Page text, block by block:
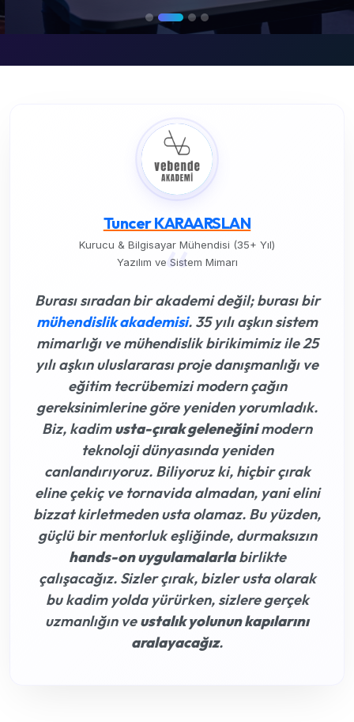
Tuncer KARAARSLAN
Kurucu & Bilgisayar Mühendisi (35+ Yıl)
Yazılım ve Sistem Mimarı
“
Burası sıradan bir akademi değil; burası bir
mühendislik akademisi. 35 yılı aşkın sistem
mimarlığı ve mühendislik birikimimiz ile 25
yılı aşkın uluslararası proje danışmanlığı ve
eğitim tecrübemizi modern çağın
gereksinimlerine göre yeniden yorumladık.
Biz, kadimusta-çırak geleneğinimodern
teknoloji dünyasında yeniden
canlandırıyoruz. Biliyoruz ki, hiçbir çırak
eline çekiç ve tornavida almadan, yani elini
bizzat kirletmeden usta olamaz. Bu yüzden,
güçlü bir mentorluk eşliğinde, durmaksızın
hands-on uygulamalarlabirlikte
çalışacağız. Sizler çırak, bizler usta olarak
bu kadim yolda yürürken, sizlere gerçek
uzmanlığın veustalık yolunun kapılarını
aralayacağız.